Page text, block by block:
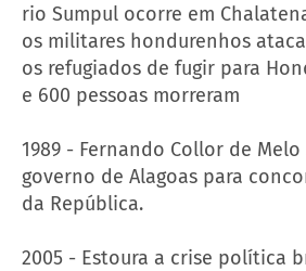
rio Sumpul ocorre em
os militares hondurenhos
os refugiados de fugir para
e 600 pessoas morreram
1989 - Fernando Collor de
governo de Alagoas para
da República.
2005 - Estoura a crise política